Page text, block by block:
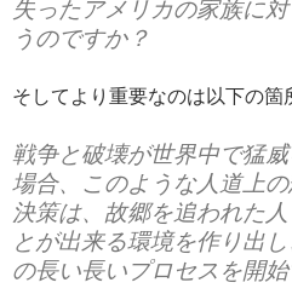
失ったアメリカの家族に
うのですか？
そしてより重要なのは以下の箇
戦争と破壊が世界中で猛
場合、このような人道上
決策は、故郷を追われた
とが出来る環境を作り出
の長い長いプロセスを開始